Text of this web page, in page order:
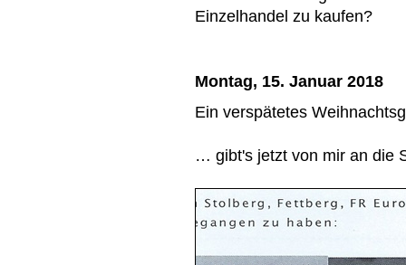
Einzelhandel zu kaufen?
Montag, 15. Januar 2018
Ein verspätetes
… gibt's jetzt von mir an die